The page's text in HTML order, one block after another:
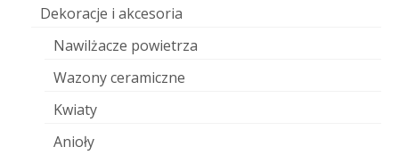
Dekoracje i akcesoria
Nawilżacze powietrza
Wazony ceramiczne
Kwiaty
Anioły